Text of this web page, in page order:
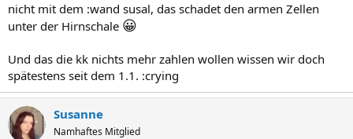
nicht mit dem :wand susal, das schadet den armen Zellen
unter der Hirnschale 😀
Und das die kk nichts mehr zahlen wollen wissen wir doch
spätestens seit dem 1.1. :crying
Susanne
Namhaftes Mitglied